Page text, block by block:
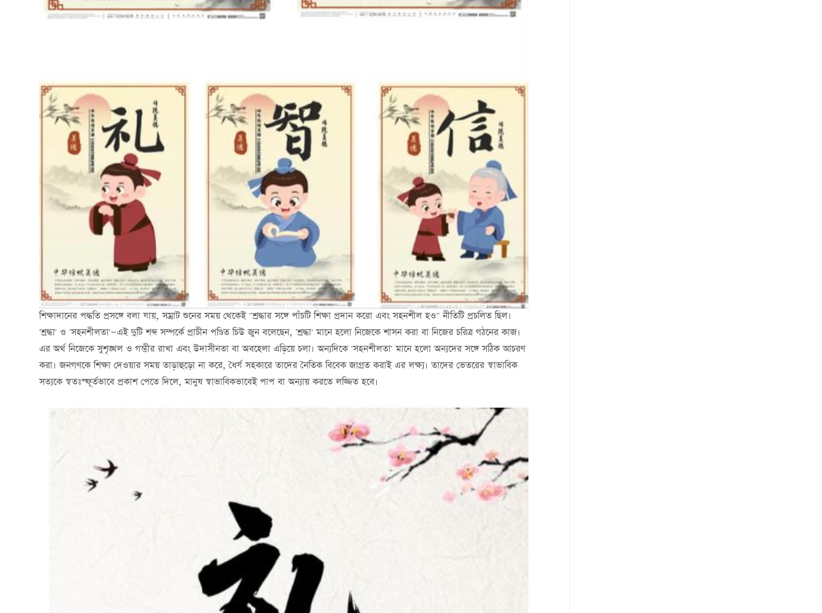
শিক্ষাদানের পদ্ধতি প্রসঙ্গে বলা যায়, সম্রাট শুনের সময় থেকেই "শ্রদ্ধার সঙ্গে পাঁচটি শিক্ষা প্রদান করো এবং সহনশীল হও" নীতিটি প্রচলিত ছিল।
'শ্রদ্ধা' ও 'সহনশীলতা'—এই দুটি শব্দ সম্পর্কে প্রাচীন পণ্ডিত চিউ জুন বলেছেন, 'শ্রদ্ধা' মানে হলো নিজেকে শাসন করা বা নিজের চরিত্র গঠনের কাজ।
এর অর্থ নিজেকে সুশৃঙ্খল ও গম্ভীর রাখা এবং উদাসীনতা বা অবহেলা এড়িয়ে চলা। অন্যদিকে 'সহনশীলতা' মানে হলো অন্যদের সঙ্গে সঠিক আচরণ
করা। জনগণকে শিক্ষা দেওয়ার সময় তাড়াহুড়ো না করে, ধৈর্য সহকারে তাদের নৈতিক বিবেক জাগ্রত করাই এর লক্ষ্য। তাদের ভেতরের স্বাভাবিক
সত্যকে স্বতঃস্ফূর্তভাবে প্রকাশ পেতে দিলে, মানুষ স্বাভাবিকভাবেই পাপ বা অন্যায় করতে লজ্জিত হবে।